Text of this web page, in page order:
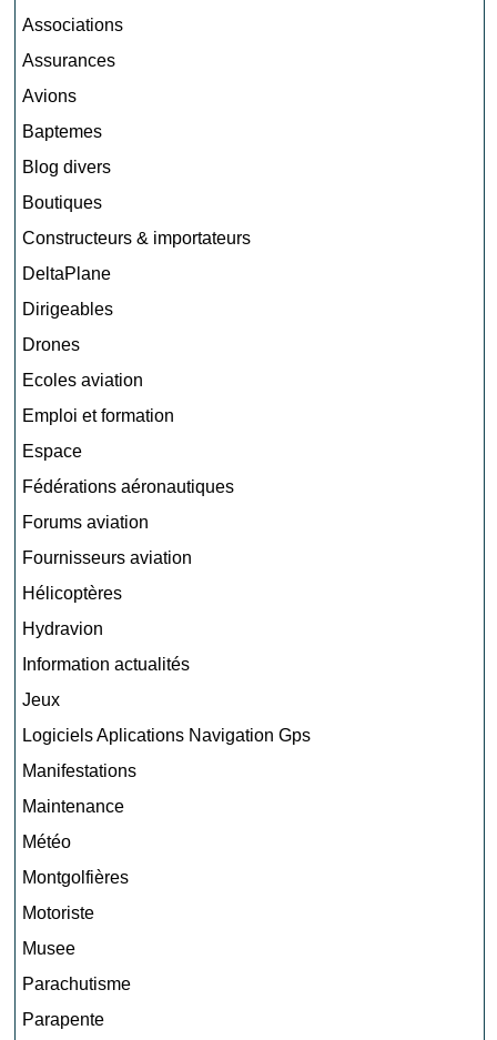
Associations
Assurances
Avions
Baptemes
Blog divers
Boutiques
Constructeurs & importateurs
DeltaPlane
Dirigeables
Drones
Ecoles aviation
Emploi et formation
Espace
Fédérations aéronautiques
Forums aviation
Fournisseurs aviation
Hélicoptères
Hydravion
Information actualités
Jeux
Logiciels Aplications Navigation Gps
Manifestations
Maintenance
Météo
Montgolfières
Motoriste
Musee
Parachutisme
Parapente